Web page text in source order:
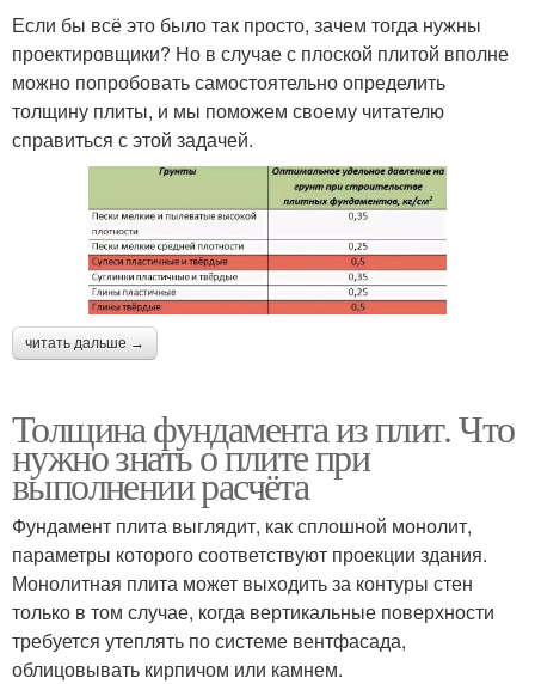
Если бы всё это было так просто, зачем тогда нужны
проектировщики? Но в случае с плоской плитой вполне
можно попробовать самостоятельно определить
толщину плиты, и мы поможем своему читателю
справиться с этой задачей.
читать дальше →
Толщина фундамента из плит. Что
нужно знать о плите при
выполнении расчёта
Фундамент плита выглядит, как сплошной монолит,
параметры которого соответствуют проекции здания.
Монолитная плита может выходить за контуры стен
только в том случае, когда вертикальные поверхности
требуется утеплять по системе вентфасада,
облицовывать кирпичом или камнем.